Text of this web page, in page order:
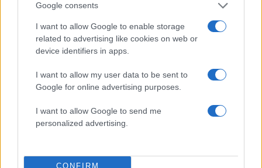
Google consents
I want to allow Google to enable storage
related to advertising like cookies on web or
device identifiers in apps.
I want to allow my user data to be sent to
Google for online advertising purposes.
I want to allow Google to send me
personalized advertising.
CONFIRM
Σχόλια
Η απεγνωσμένη
προσπάθεια του barman να
σώσει τον 4χρονο που
πνίγηκε σε πισίνα στην
Πάρο - Πώς έγινε η
τραγωδία
Εκρηκτικό κοκτέιλ
με 40άρια και 8
άνεμοι τις επόμενες